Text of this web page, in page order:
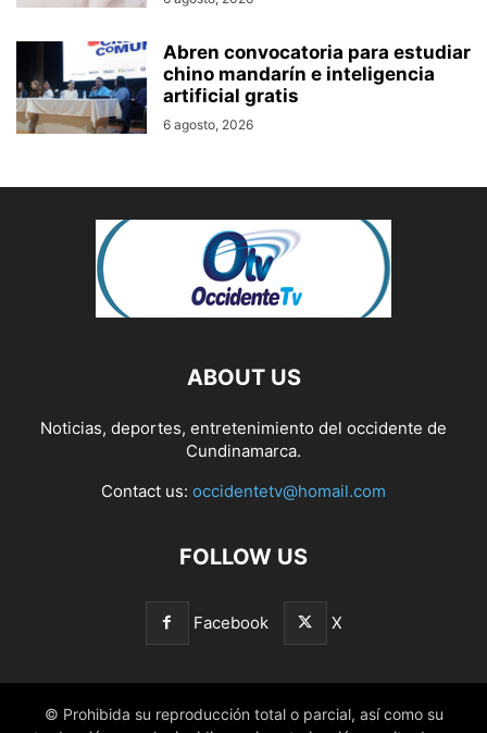
Abren convocatoria para estudiar
chino mandarín e inteligencia
artificial gratis
6 agosto, 2026
ABOUT US
Noticias, deportes, entretenimiento del occidente de
Cundinamarca.
Contact us: occidentetv@homail.com
FOLLOW US
Facebook X
© Prohibida su reproducción total o parcial, así como su